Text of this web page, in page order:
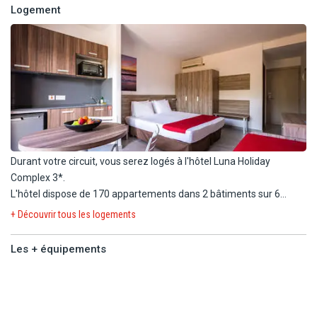
Logement
Durant votre circuit, vous serez logés à l'hôtel Luna Holiday
Complex 3*.
L'hôtel dispose de 170 appartements dans 2 bâtiments sur 6
étages avec 3 ascenseurs.
Durant votre séjour, vous serez logés dans un studio standard (24
+ Découvrir tous les logements
Les + équipements